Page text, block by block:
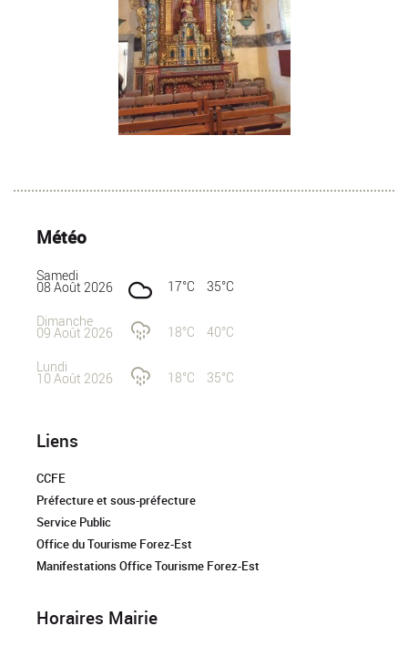
Météo
Samedi
08 Août 2026 17°C 35°C
Dimanche
09 Août 2026 18°C 40°C
Lundi
10 Août 2026 18°C 35°C
Liens
CCFE
Préfecture et sous-préfecture
Service Public
Office du Tourisme Forez-Est
Manifestations Office Tourisme Forez-Est
Horaires Mairie